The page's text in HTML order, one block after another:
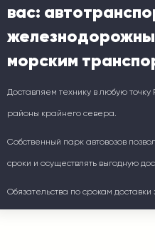
вас:
морским
Доставляем технику в любую
районы крайнего севера.
Собственный парк автовозов
сроки и осуществлять выгодную
Обязательства по срокам